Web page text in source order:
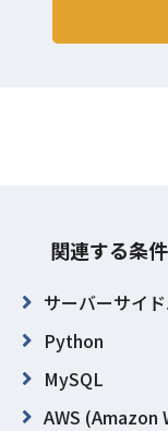
関連する条
サーバーサイ
Python
MySQL
AWS (Amazon